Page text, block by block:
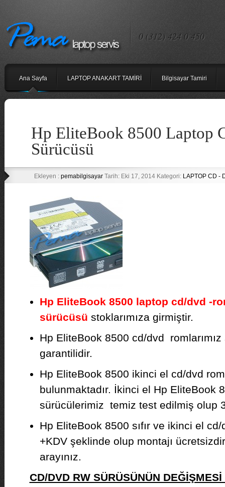
0 (312) 424 0 450
Ana Sayfa LAPTOP ANAKART TAMİRİ Bilgisayar Tamiri
Hp EliteBook 8500 Laptop
Sürücüsü
Ekleyen : pemabilgisayarTarih: Eki 17, 2014 Kategori: LAPTOP CD -
Hp EliteBook 8500 laptop cd/dvd -
sürücüsü stoklarımıza girmiştir.
Hp EliteBook 8500 cd/dvd romlarımız
garantilidir.
Hp EliteBook 8500 ikinci el cd/dvd
bulunmaktadır. İkinci el Hp EliteBook
sürücülerimiz temiz test edilmiş olup
Hp EliteBook 8500 sıfır ve ikinci el cd/
+KDV şeklinde olup montajı
arayınız.
CD/DVD RW SÜRÜSÜNÜN